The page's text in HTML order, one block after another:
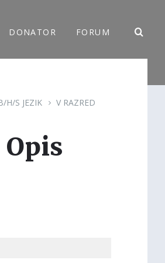
DONATOR FORUM
H/S JEZIK V RAZRED